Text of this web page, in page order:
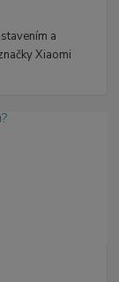
a
Xiaomi